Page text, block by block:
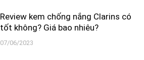
Review kem chống nắng Clarins có
tốt không? Giá bao nhiêu?
07/06/2023